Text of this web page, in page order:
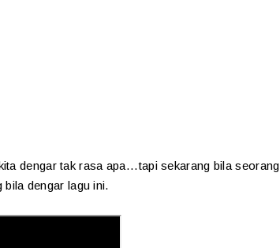
dengar tak rasa apa...tapi sekarang bila seorang
dengar lagu ini.